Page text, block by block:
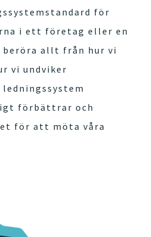
för
i ett företag eller en
beröra allt från hur vi
vi undviker
förbättrar och
för att möta våra